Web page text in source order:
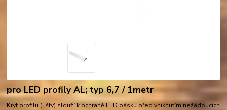
pro LED profily AL; typ 6,7 / 1metr
Kryt profilu (lišty) slouží k ochraně LED pásku před vniknutím nežádoucích